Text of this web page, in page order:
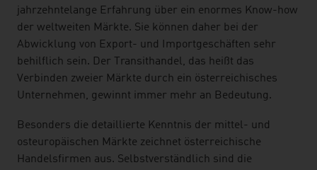
jahrzehntelange Erfahrung über ein enormes Know-how
der weltweiten Märkte. Sie können daher bei der
Abwicklung von Export- und Importgeschäften sehr
behilflich sein. Der Transithandel, das heißt das
Verbinden zweier Märkte durch ein österreichisches
Unternehmen, gewinnt immer mehr an Bedeutung.
Besonders die detaillierte Kenntnis der mittel- und
osteuropäischen Märkte zeichnet österreichische
Handelsfirmen aus. Selbstverständlich sind die